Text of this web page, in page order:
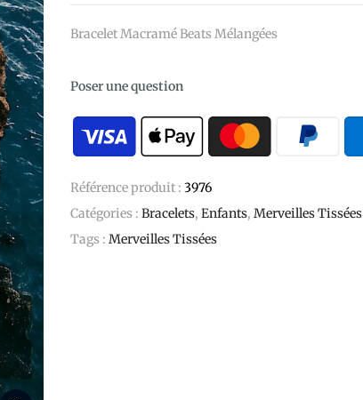
Bracelet Macramé Beats Mélangées
Poser une question
Référence produit : 3976
Catégories : Bracelets, Enfants, Merveilles Tissées
Tags : Merveilles Tissées